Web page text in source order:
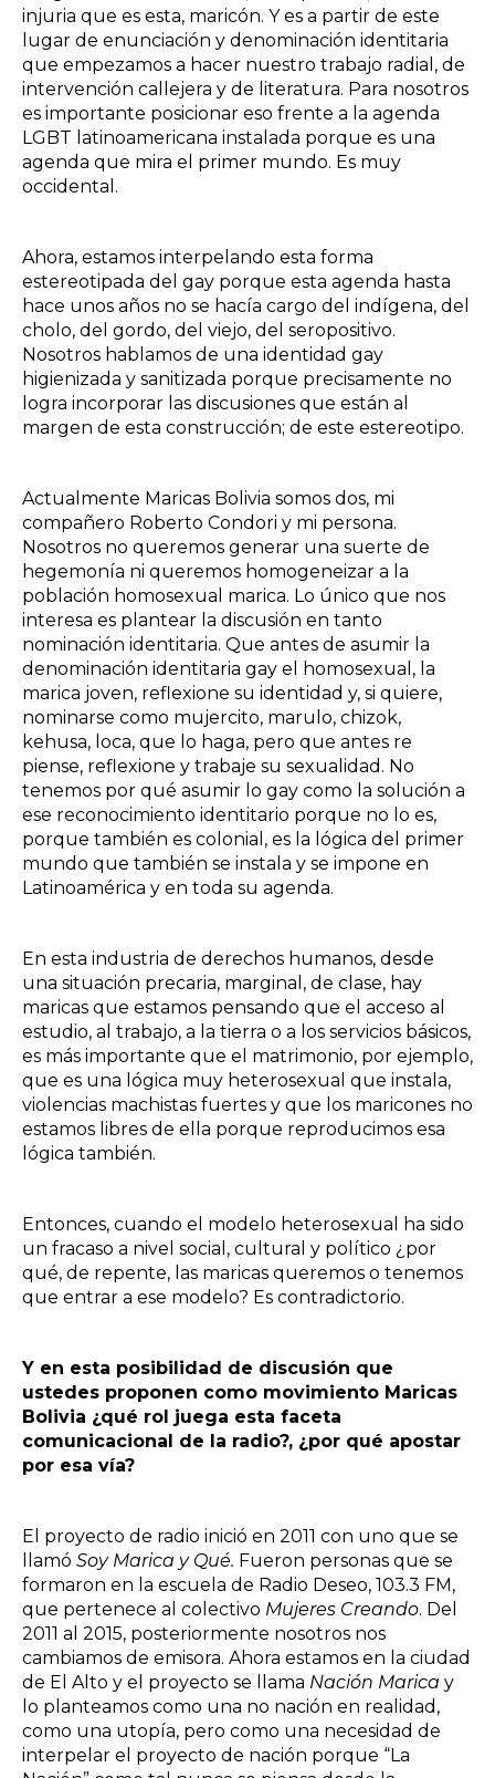
injuria que es esta, maricón. Y es a partir de este
lugar de enunciación y denominación identitaria
que empezamos a hacer nuestro trabajo radial, de
intervención callejera y de literatura. Para nosotros
es importante posicionar eso frente a la agenda
LGBT latinoamericana instalada porque es una
agenda que mira el primer mundo. Es muy
occidental.
Ahora, estamos interpelando esta forma
estereotipada del gay porque esta agenda hasta
hace unos años no se hacía cargo del indígena, del
cholo, del gordo, del viejo, del seropositivo.
Nosotros hablamos de una identidad gay
higienizada y sanitizada porque precisamente no
logra incorporar las discusiones que están al
margen de esta construcción; de este estereotipo.
Actualmente Maricas Bolivia somos dos, mi
compañero Roberto Condori y mi persona.
Nosotros no queremos generar una suerte de
hegemonía ni queremos homogeneizar a la
población homosexual marica. Lo único que nos
interesa es plantear la discusión en tanto
nominación identitaria. Que antes de asumir la
denominación identitaria gay el homosexual, la
marica joven, reflexione su identidad y, si quiere,
nominarse como mujercito, marulo, chizok,
kehusa, loca, que lo haga, pero que antes re
piense, reflexione y trabaje su sexualidad. No
tenemos por qué asumir lo gay como la solución a
ese reconocimiento identitario porque no lo es,
porque también es colonial, es la lógica del primer
mundo que también se instala y se impone en
Latinoamérica y en toda su agenda.
En esta industria de derechos humanos, desde
una situación precaria, marginal, de clase, hay
maricas que estamos pensando que el acceso al
estudio, al trabajo, a la tierra o a los servicios básicos,
es más importante que el matrimonio, por ejemplo,
que es una lógica muy heterosexual que instala,
violencias machistas fuertes y que los maricones no
estamos libres de ella porque reproducimos esa
lógica también.
Entonces, cuando el modelo heterosexual ha sido
un fracaso a nivel social, cultural y político ¿por
qué, de repente, las maricas queremos o tenemos
que entrar a ese modelo? Es contradictorio.
Y en esta posibilidad de discusión que
ustedes proponen como movimiento Maricas
Bolivia ¿qué rol juega esta faceta
comunicacional de la radio?, ¿por qué apostar
por esa vía?
El proyecto de radio inició en 2011 con uno que se
llamó Soy Marica y Qué. Fueron personas que se
formaron en la escuela de Radio Deseo, 103.3 FM,
que pertenece al colectivo Mujeres Creando. Del
2011 al 2015, posteriormente nosotros nos
cambiamos de emisora. Ahora estamos en la ciudad
de El Alto y el proyecto se llama Nación Marica y
lo planteamos como una no nación en realidad,
como una utopía, pero como una necesidad de
interpelar el proyecto de nación porque “La